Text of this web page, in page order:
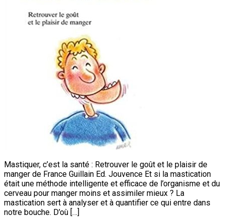
Mastiquer, c’est la santé : Retrouver le goût et le plaisir de
manger de France Guillain Ed. Jouvence Et si la mastication
était une méthode intelligente et efficace de l’organisme et du
cerveau pour manger moins et assimiler mieux ? La
mastication sert à analyser et à quantifier ce qui entre dans
notre bouche. D’où […]